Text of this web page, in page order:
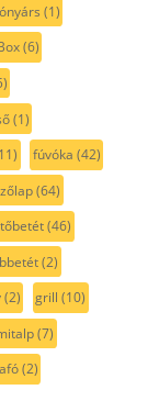
(1)
(6)
(1)
fúvóka (42)
(64)
(46)
(2)
(2) grill (10)
(7)
(2)